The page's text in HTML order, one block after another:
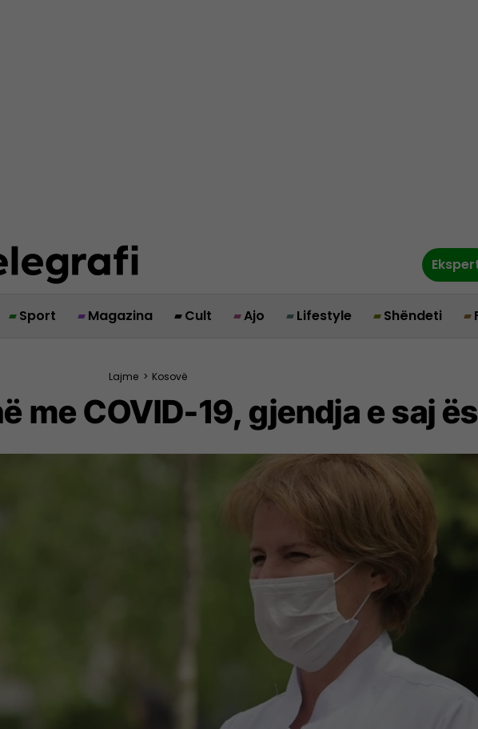
Sport Magazina Cult Ajo Lifestyle Shëndeti
Lajme > Kosovë
me COVID-19, gjendja e saj